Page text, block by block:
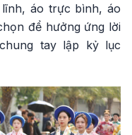
áo trực bình, áo
để hưởng ứng lời
tay lập kỷ lục